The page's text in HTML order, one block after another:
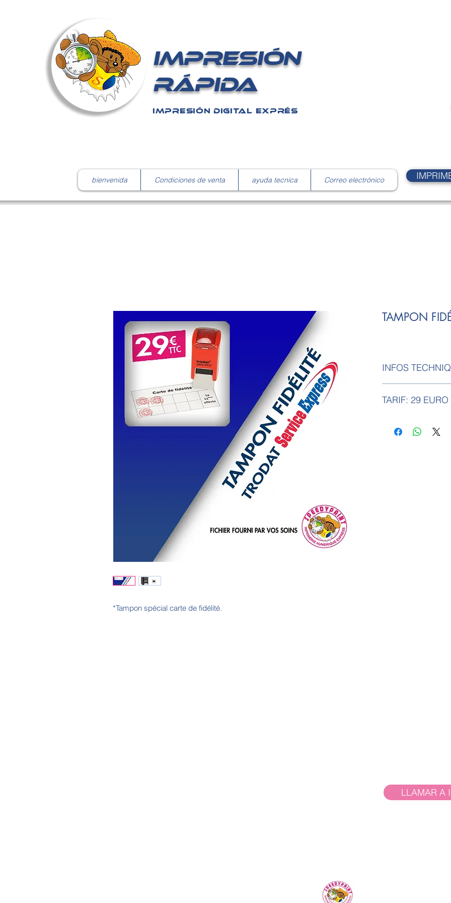
IMPRESIÓN
RÁPIDA
IMPRESIÓN DIGITAL EXPRÉS
bienvenida Condiciones de venta ayuda tecnica Correo electrónico
*Tampon spécial carte de fidélité.
TAMPON
INFOS
1.20 cm.
TARIF: 29 EURO
LLAMAR A